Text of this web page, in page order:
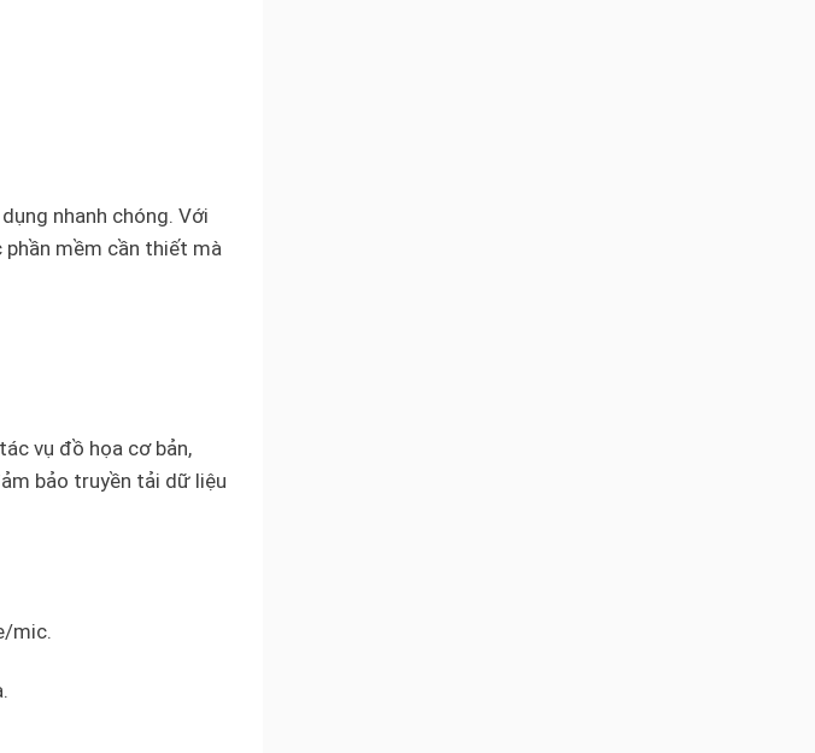
nhanh chóng. Với
mềm cần thiết mà
vụ đồ họa cơ bản,
bảo truyền tải dữ liệu
mic.